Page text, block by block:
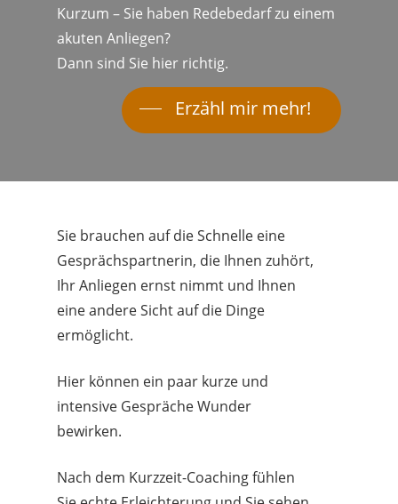
Kurzum – Sie haben Redebedarf zu einem
akuten Anliegen?
Dann sind Sie hier richtig.
Erzähl mir mehr!
Sie brauchen auf die Schnelle eine
Gesprächspartnerin, die Ihnen zuhört,
Ihr Anliegen ernst nimmt und Ihnen
eine andere Sicht auf die Dinge
ermöglicht.
Hier können ein paar kurze und
intensive Gespräche Wunder
bewirken.
Nach dem Kurzzeit-Coaching fühlen